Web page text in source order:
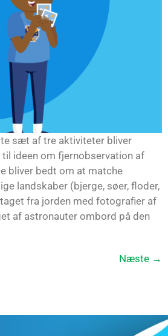
sæt af tre aktiviteter bliver
ideen om fjernobservation af
bliver bedt om at matche
landskaber (bjerge, søer, floder,
fra jorden med fotografier af
af astronauter ombord på den
Næste →